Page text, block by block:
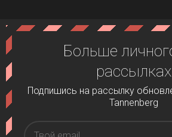
Больше
рассылках
Подпишись на рассылку
Tannenberg